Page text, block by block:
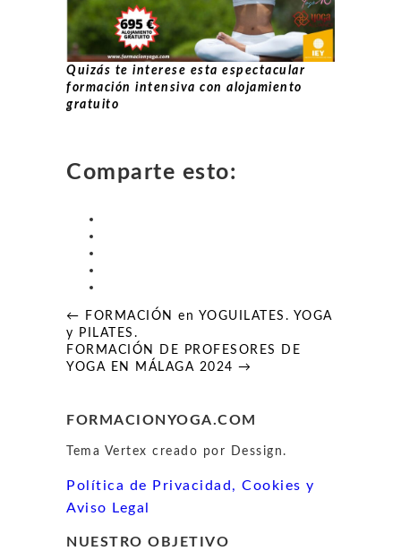
Quizás te interese esta espectacular
formación intensiva con alojamiento
gratuito
Comparte esto:
Navegación
de
entradas
← FORMACIÓN en YOGUILATES. YOGA
y PILATES.
FORMACIÓN DE PROFESORES DE
YOGA EN MÁLAGA 2024 →
FORMACIONYOGA.COM
Tema Vertex creado por Dessign.
Política de Privacidad, Cookies y
Aviso Legal
NUESTRO OBJETIVO